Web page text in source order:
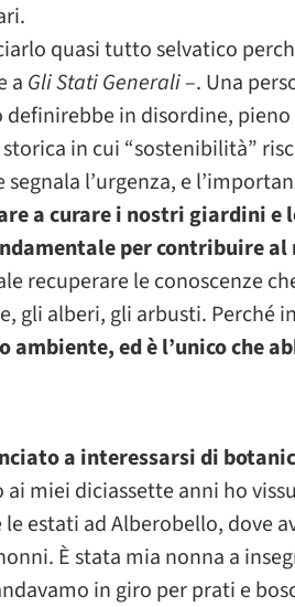
quasi tutto selvatico
a Gli Stati Generali–. Una
in disordine,
storica in cui “sostenibilità”
segnala l’urgenza, e
a curare i nostri giardini
per contribuire
recuperare le conoscenze
gli alberi, gli arbusti. Perché
ambiente, ed è l’unico che
a interessarsi di
ai miei diciassette anni ho
estati ad Alberobello, dove
È stata mia nonna a
in giro per prati e